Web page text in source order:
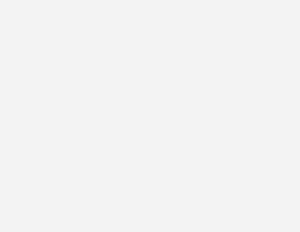
mit Renate und Gustav
und Wolfgang Wanner